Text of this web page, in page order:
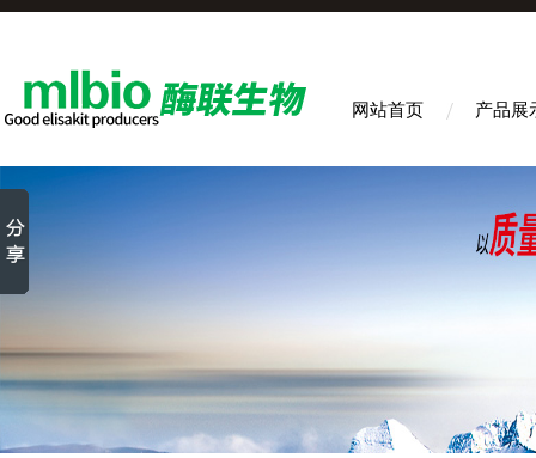
网站首页 产品展